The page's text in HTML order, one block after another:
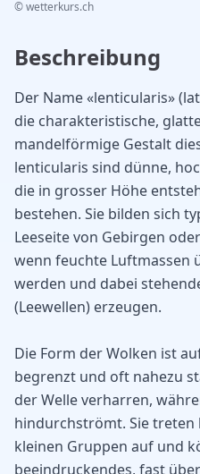
©wetterkurs.ch
Beschreibung
Der Name «lenticularis»
die charakteristische,
mandelförmige Gestalt
lenticularis sind dünne,
die in grosser Höhe
bestehen. Sie bilden sich
Leeseite von Gebirgen
wenn feuchte Luftmassen
werden und dabei
(Leewellen) erzeugen.
Die Form der Wolken ist
begrenzt und oft nahezu
der Welle verharren,
hindurchströmt. Sie treten
kleinen Gruppen auf und
beeindruckendes, fast